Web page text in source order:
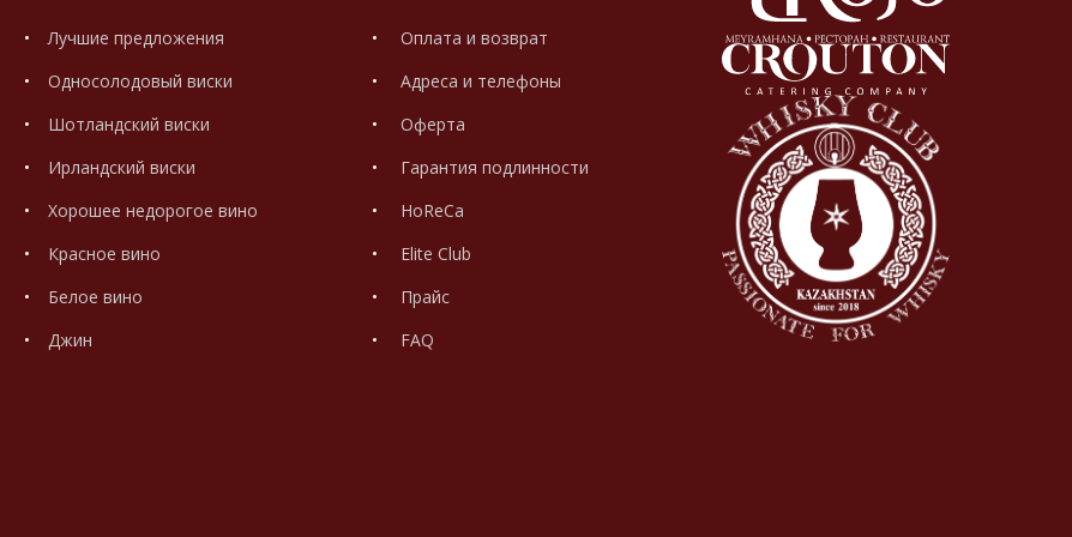
Лучшие предложения
Односолодовый виски
Шотландский виски
Ирландский виски
Хорошее недорогое вино
Красное вино
Белое вино
Джин
Оплата и возврат
Адреса и телефоны
Оферта
Гарантия подлинности
HoReCa
Elite Club
Прайс
FAQ